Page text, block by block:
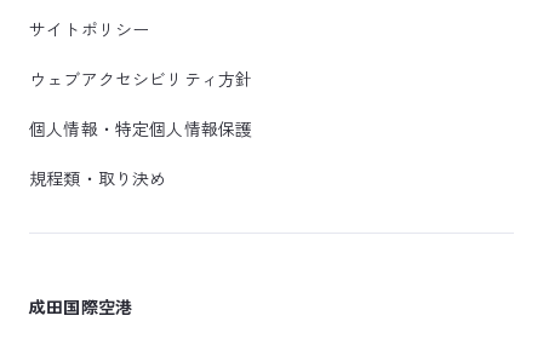
サイトポリシー
ウェブアクセシビリティ方針
個人情報・特定個人情報保護
規程類・取り決め
成田国際空港